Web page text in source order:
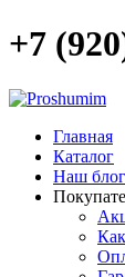
+7
Главная
Каталог
Наш блог